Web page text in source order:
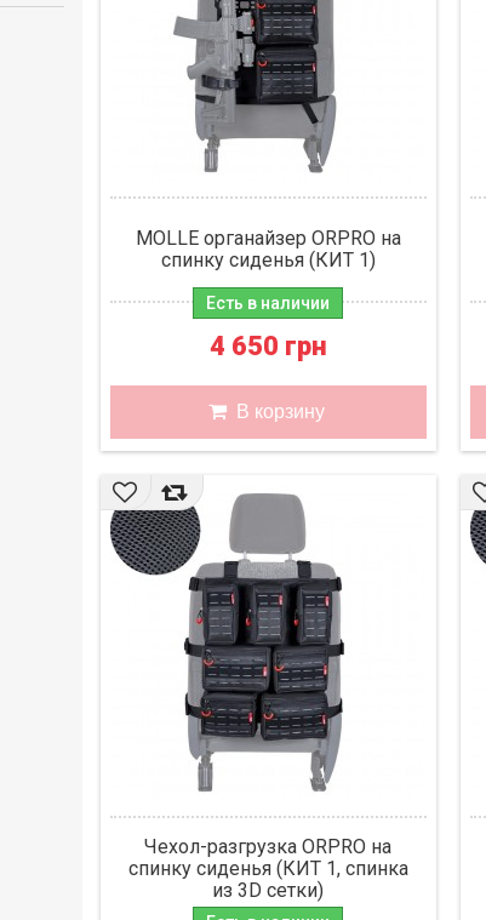
MOLLE органайзер ORPRO на
спинку сиденья (КИТ 1)
Есть в наличии
4 650 грн
В корзину
Чехол-разгрузка ORPRO на
спинку сиденья (КИТ 1, спинка
из 3D сетки)